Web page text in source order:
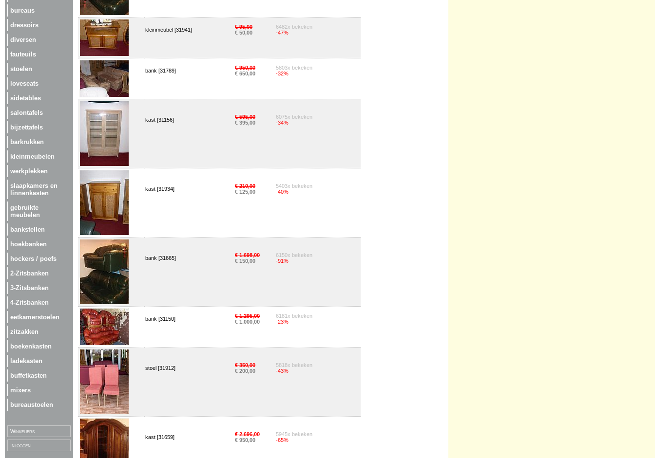
bureaus
dressoirs
diversen
fauteuils
stoelen
loveseats
sidetables
salontafels
bijzettafels
barkrukken
kleinmeubelen
werkplekken
slaapkamers en
linnenkasten
gebruikte
meubelen
bankstellen
hoekbanken
hockers / poefs
2-Zitsbanken
3-Zitsbanken
4-Zitsbanken
eetkamerstoelen
zitzakken
boekenkasten
ladekasten
buffetkasten
mixers
bureaustoelen
Winkeliers
Inloggen
kleinmeubel [31941]
€ 95,00
€ 50,00
6482x bekeken
-47%
bank [31789]
€ 950,00
€ 650,00
5803x bekeken
-32%
kast [31156]
€ 595,00
€ 395,00
6075x bekeken
-34%
kast [31934]
€ 210,00
€ 125,00
5403x bekeken
-40%
bank [31665]
€ 1.698,00
€ 150,00
6150x bekeken
-91%
bank [31150]
€ 1.295,00
€ 1.000,00
6181x bekeken
-23%
stoel [31912]
€ 350,00
€ 200,00
5818x bekeken
-43%
kast [31659]
€ 2.696,00
€ 950,00
5945x bekeken
-65%